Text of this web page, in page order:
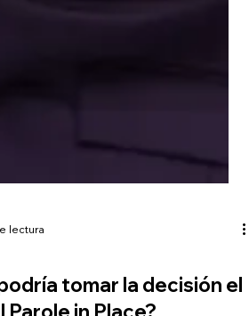
lectura